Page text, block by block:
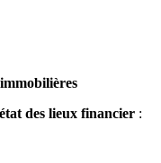
des lieux financier :